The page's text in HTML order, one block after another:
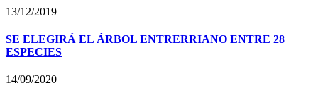
13/12/2019
SE ELEGIRÁ EL ÁRBOL ENTRERRIANO ENTRE 28
ESPECIES
14/09/2020